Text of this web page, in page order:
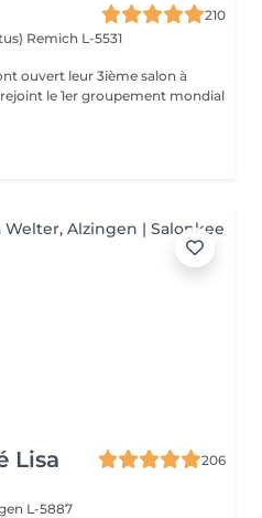
210
Remich L-5531
ouvert leur 3ième salon à
Lisa
206
L-5887